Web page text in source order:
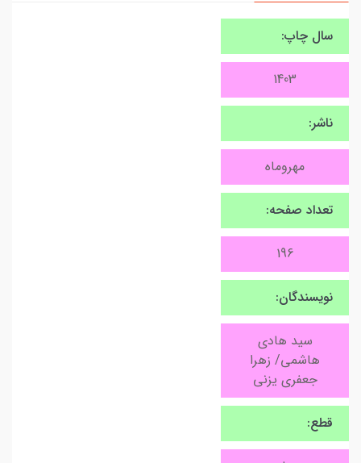
سال چاپ:
1403
ناشر:
مهروماه
تعداد صفحه:
196
نویسندگان:
سید هادی
هاشمی/ زهرا
جعفری یزنی
قطع: